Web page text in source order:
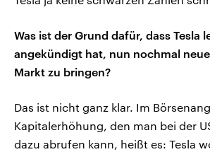
Was ist der Grund dafür, dass Tesla
angekündigt hat, nun nochmal
Markt zu bringen?
Das ist nicht ganz klar. Im
Kapitalerhöhung, den man bei der
dazu abrufen kann, heißt es: Tesla